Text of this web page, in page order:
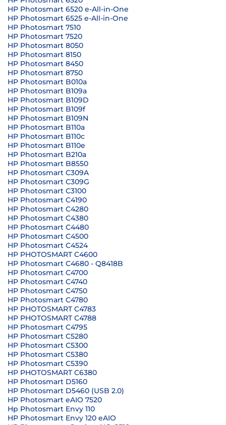
HP Photosmart 6520 e-All-in-One
HP Photosmart 6525 e-All-in-One
HP Photosmart 7510
HP Photosmart 7520
HP Photosmart 8050
HP Photosmart 8150
HP Photosmart 8450
HP Photosmart 8750
HP Photosmart B010a
HP Photosmart B109a
HP Photosmart B109D
HP Photosmart B109f
HP Photosmart B109N
HP Photosmart B110a
HP Photosmart B110c
HP Photosmart B110e
HP Photosmart B210a
HP Photosmart B8550
HP Photosmart C309A
HP Photosmart C309G
HP Photosmart C3100
HP Photosmart C4190
HP Photosmart C4280
HP Photosmart C4380
HP Photosmart C4480
HP Photosmart C4500
HP Photosmart C4524
HP PHOTOSMART C4600
HP Photosmart C4680 - Q8418B
HP Photosmart C4700
HP Photosmart C4740
HP Photosmart C4750
HP Photosmart C4780
HP PHOTOSMART C4783
HP PHOTOSMART C4788
HP Photosmart C4795
HP Photosmart C5280
HP Photosmart C5300
HP Photosmart C5380
HP Photosmart C5390
HP PHOTOSMART C6380
HP Photosmart D5160
HP Photosmart D5460 (USB 2.0)
HP Photosmart eAIO 7520
Hp Photosmart Envy 110
HP Photosmart Envy 120 eAIO